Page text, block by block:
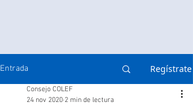
Entrada Regístrate
Consejo COLEF
24 nov 2020 2 min de lectura